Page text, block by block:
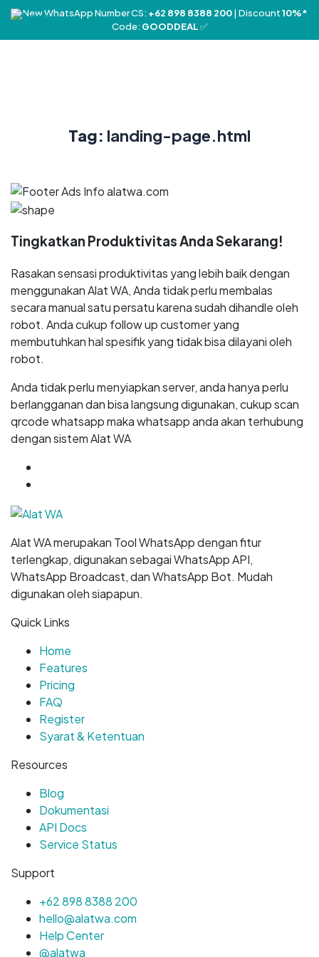
❤️ New WhatsApp Number CS: +62 898 8388 200| Discount10%*
Code: GOODDEAL✅
Tag: landing-page.html
Tingkatkan Produktivitas Anda Sekarang!
Rasakan sensasi produktivitas yang lebih baik dengan
menggunakan Alat WA, Anda tidak perlu membalas
secara manual satu persatu karena sudah dihandle oleh
robot. Anda cukup follow up customer yang
membutuhkan hal spesifik yang tidak bisa dilayani oleh
robot.
Anda tidak perlu menyiapkan server, anda hanya perlu
berlangganan dan bisa langsung digunakan, cukup scan
qrcode whatsapp maka whatsapp anda akan terhubung
dengan sistem Alat WA
Alat WA merupakan Tool WhatsApp dengan fitur
terlengkap, digunakan sebagai WhatsApp API,
WhatsApp Broadcast, dan WhatsApp Bot. Mudah
digunakan oleh siapapun.
Quick Links
Home
Features
Pricing
FAQ
Register
Syarat & Ketentuan
Resources
Blog
Dokumentasi
API Docs
Service Status
Support
+62 898 8388 200
hello@alatwa.com
Help Center
@alatwa